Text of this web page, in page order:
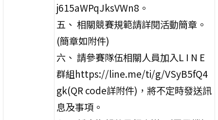
j615aWPqJksVWn8。
五、 相關競賽規範請詳閱活動簡章。
(簡章如附件)
六、 請參賽隊伍相關人員加入L I N E
群組https://line.me/ti/g/VSyB5fQ4
gk(QR code詳附件)，將不定時發送訊
息及事項。